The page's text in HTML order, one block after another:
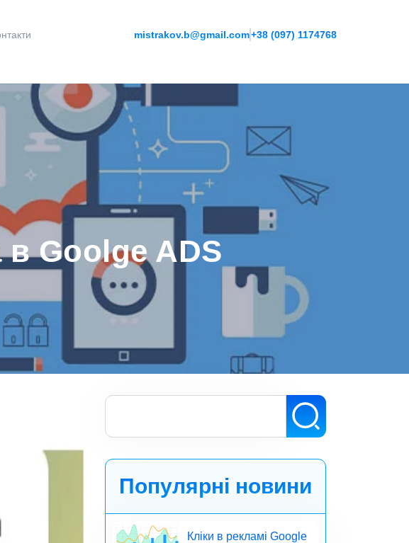
mistrakov.b@gmail.com+38 (097) 1174768
Goolge ADS
Популярні новини
Кліки в рекламі Google